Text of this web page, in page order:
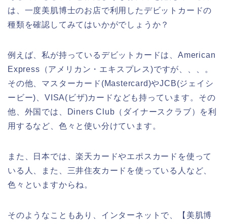
は、一度美肌博士のお店で利用したデビットカードの
種類を確認してみてはいかがでしょうか？
例えば、私が持っているデビットカードは、American
Express（アメリカン・エキスプレス)ですが、、、。
その他、マスターカード(Mastercard)やJCB(ジェイシ
ービー)、VISA(ビザ)カードなども持っています。その
他、外国では、Diners Club（ダイナースクラブ）を利
用するなど、色々と使い分けています。
また、日本では、楽天カードやエポスカードを使って
いる人、また、三井住友カードを使っている人など、
色々といますからね。
そのようなこともあり、インターネットで、【美肌博